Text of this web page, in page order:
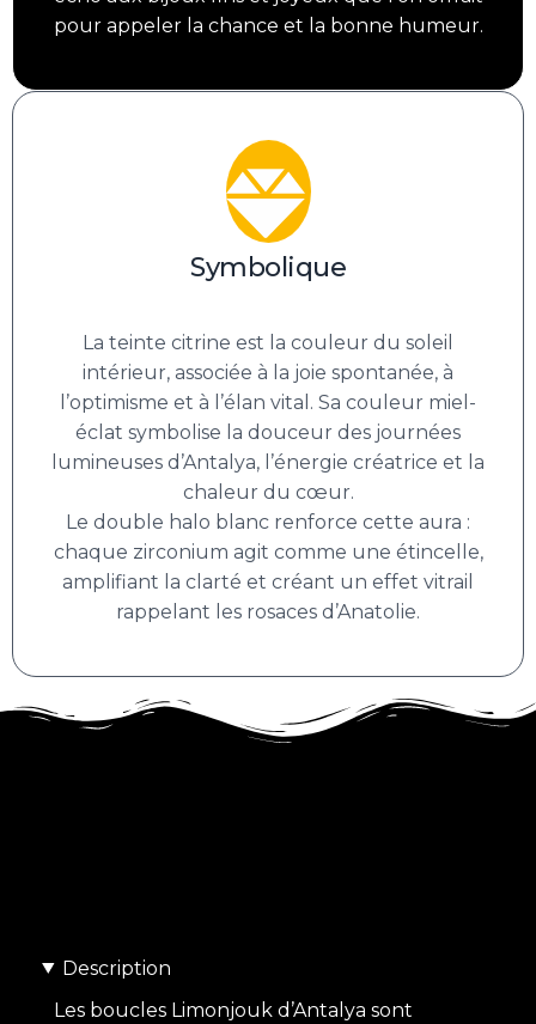
pour appeler la chance et la bonne humeur.
Symbolique
La teinte citrine est la couleur du soleil
intérieur, associée à la joie spontanée, à
l’optimisme et à l’élan vital. Sa couleur miel-
éclat symbolise la douceur des journées
lumineuses d’Antalya, l’énergie créatrice et la
chaleur du cœur.
Le double halo blanc renforce cette aura :
chaque zirconium agit comme une étincelle,
amplifiant la clarté et créant un effet vitrail
rappelant les rosaces d’Anatolie.
Description
Les boucles Limonjouk d’Antalya sont